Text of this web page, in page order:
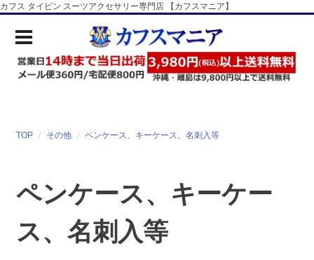
カフス タイピン スーツアクセサリー専門店 【カフスマニア】
TOP その他 ペンケース、キーケース、名刺入等
ペンケース、キーケー
ス、名刺入等